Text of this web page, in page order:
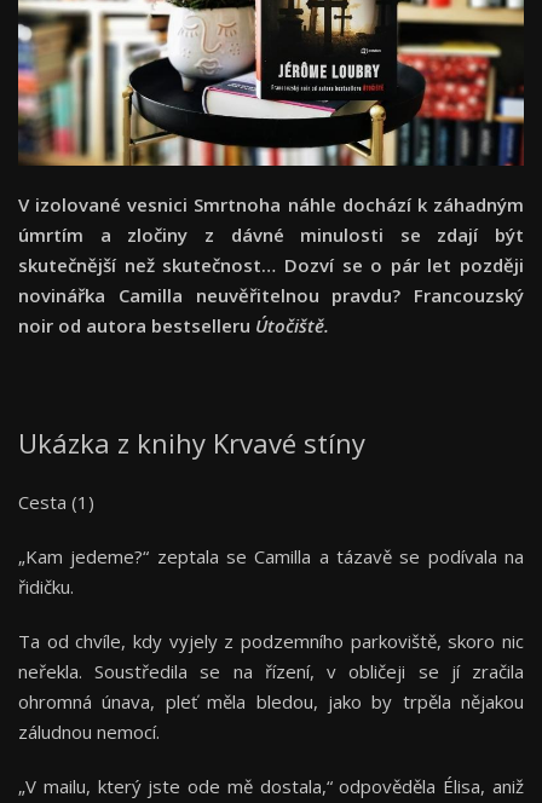
V izolované vesnici Smrtnoha náhle dochází k záhadným
úmrtím a zločiny z dávné minulosti se zdají být
skutečnější než skutečnost… Dozví se o pár let později
novinářka Camilla neuvěřitelnou pravdu? Francouzský
noir od autora bestselleru Útočiště.
Ukázka z knihy Krvavé stíny
Cesta (1)
„Kam jedeme?“ zeptala se Camilla a tázavě se podívala na
řidičku.
Ta od chvíle, kdy vyjely z podzemního parkoviště, skoro nic
neřekla. Soustředila se na řízení, v obličeji se jí zračila
ohromná únava, pleť měla bledou, jako by trpěla nějakou
záludnou nemocí.
„V mailu, který jste ode mě dostala,“ odpověděla Élisa, aniž